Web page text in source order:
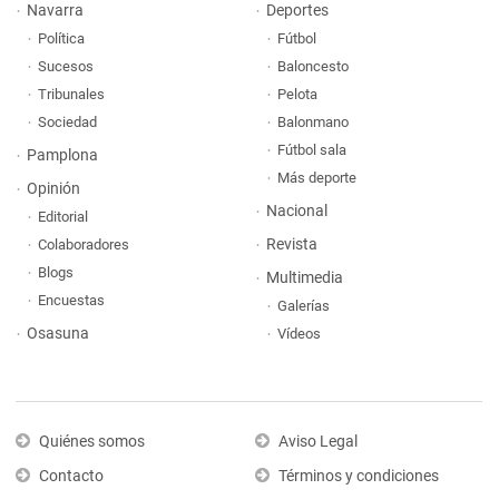
Navarra
Política
Sucesos
Tribunales
Sociedad
Pamplona
Opinión
Editorial
Colaboradores
Blogs
Encuestas
Osasuna
Deportes
Fútbol
Baloncesto
Pelota
Balonmano
Fútbol sala
Más deporte
Nacional
Revista
Multimedia
Galerías
Vídeos
Quiénes somos
Contacto
Aviso Legal
Términos y condiciones